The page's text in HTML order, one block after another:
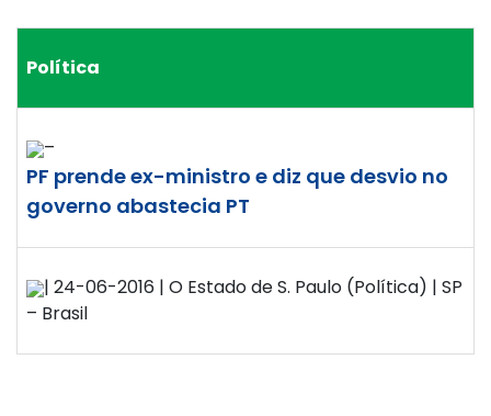
Política
–
PF prende ex-ministro e diz que desvio no
governo abastecia PT
| 24-06-2016 | O Estado de S. Paulo (Política) | SP
– Brasil